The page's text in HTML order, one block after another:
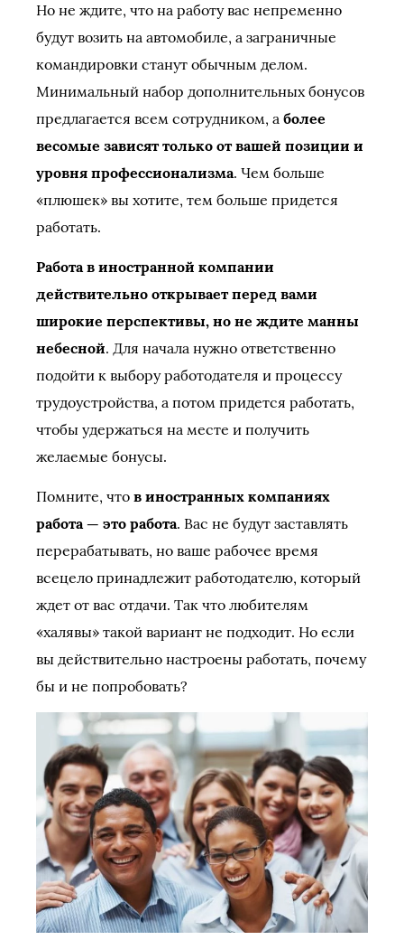
Но не ждите, что на работу вас непременно
будут возить на автомобиле, а заграничные
командировки станут обычным делом.
Минимальный набор дополнительных бонусов
предлагается всем сотрудником, а более
весомые зависят только от вашей позиции и
уровня профессионализма. Чем больше
«плюшек» вы хотите, тем больше придется
работать.
Работа в иностранной компании
действительно открывает перед вами
широкие перспективы, но не ждите манны
небесной. Для начала нужно ответственно
подойти к выбору работодателя и процессу
трудоустройства, а потом придется работать,
чтобы удержаться на месте и получить
желаемые бонусы.
Помните, что в иностранных компаниях
работа — это работа. Вас не будут заставлять
перерабатывать, но ваше рабочее время
всецело принадлежит работодателю, который
ждет от вас отдачи. Так что любителям
«халявы» такой вариант не подходит. Но если
вы действительно настроены работать, почему
бы и не попробовать?